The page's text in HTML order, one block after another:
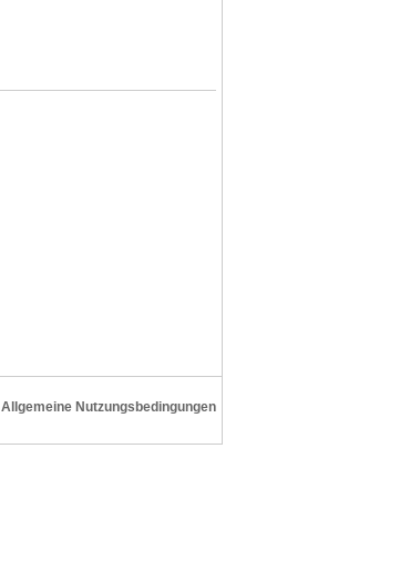
Allgemeine Nutzungsbedingungen